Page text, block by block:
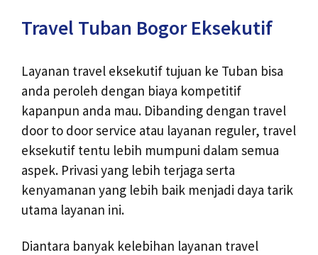
Travel Tuban Bogor Eksekutif
Layanan travel eksekutif tujuan ke Tuban bisa
anda peroleh dengan biaya kompetitif
kapanpun anda mau. Dibanding dengan travel
door to door service atau layanan reguler, travel
eksekutif tentu lebih mumpuni dalam semua
aspek. Privasi yang lebih terjaga serta
kenyamanan yang lebih baik menjadi daya tarik
utama layanan ini.
Diantara banyak kelebihan layanan travel